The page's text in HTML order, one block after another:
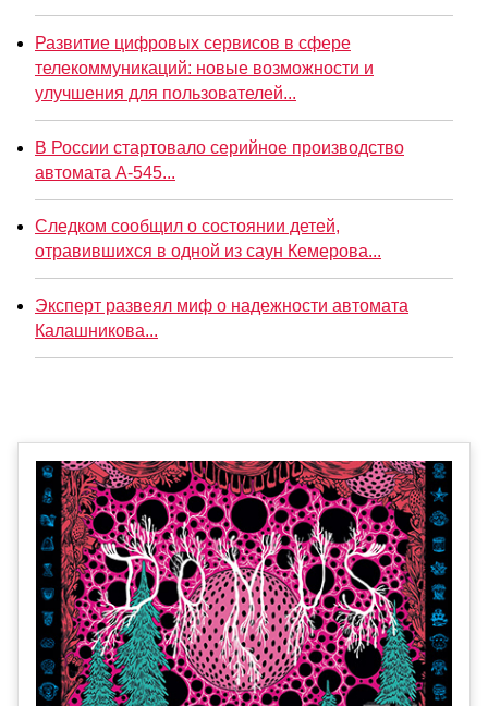
Развитие цифровых сервисов в сфере
телекоммуникаций: новые возможности и
улучшения для пользователей...
В России стартовало серийное производство
автомата А-545...
Следком сообщил о состоянии детей,
отравившихся в одной из саун Кемерова...
Эксперт развеял миф о надежности автомата
Калашникова...